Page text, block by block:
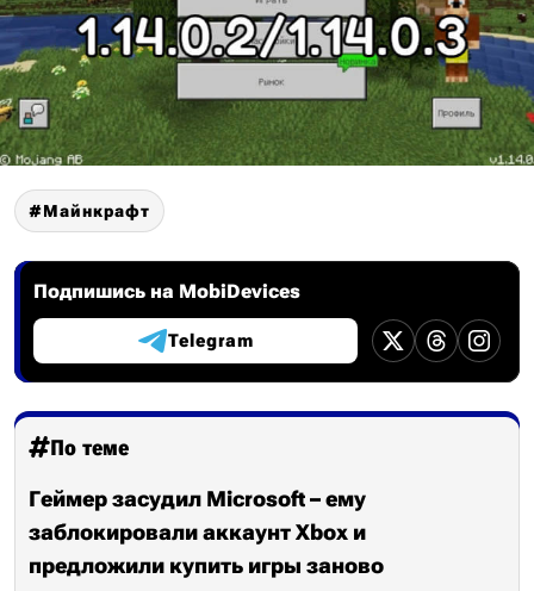
Майнкрафт
Подпишись на MobiDevices
Telegram
По теме
Геймер засудил Microsoft – ему
заблокировали аккаунт Xbox и
предложили купить игры заново